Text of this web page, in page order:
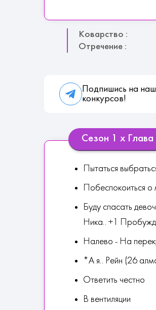
Коварство :
Отречение :
Подпишись на наш
конкурсов!
Сезон 1 х Глава
Пытаться
Побеспокоиться
Буду спасать
Ника.. +1
Налево - На
*А я.. Рейн (26
Ответить честно
В вентиляции